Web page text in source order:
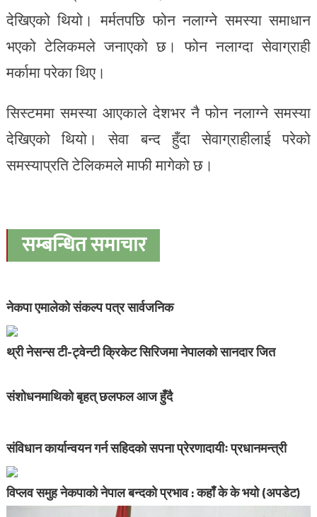
देखिएको थियो। मर्मतपछि फोन नलाग्ने समस्या समाधान
भएको टेलिकमले जनाएको छ। फोन नलाग्दा सेवाग्राही
मर्कामा परेका थिए।
सिस्टममा समस्या आएकाले देशभर नै फोन नलाग्ने समस्या
देखिएको थियो। सेवा बन्द हुँदा सेवाग्राहीलाई परेको
समस्याप्रति टेलिकमले माफी मागेको छ।
सम्बन्धित समाचार
नेकपा एमालेको संकल्प पत्र सार्वजनिक
थ्री नेसन्स टी-ट्वेन्टी क्रिकेट सिरिजमा नेपालको सानदार जित
संशोधनमाथिको बृहत् छलफल आज हुँदै
संविधान कार्यान्वयन गर्न सहिदको सपना प्रेरणादायीः प्रधानमन्त्री
विप्लव समुह नेकपाको नेपाल बन्दको प्रभाव : कहाँ के के भयो (अपडेट)